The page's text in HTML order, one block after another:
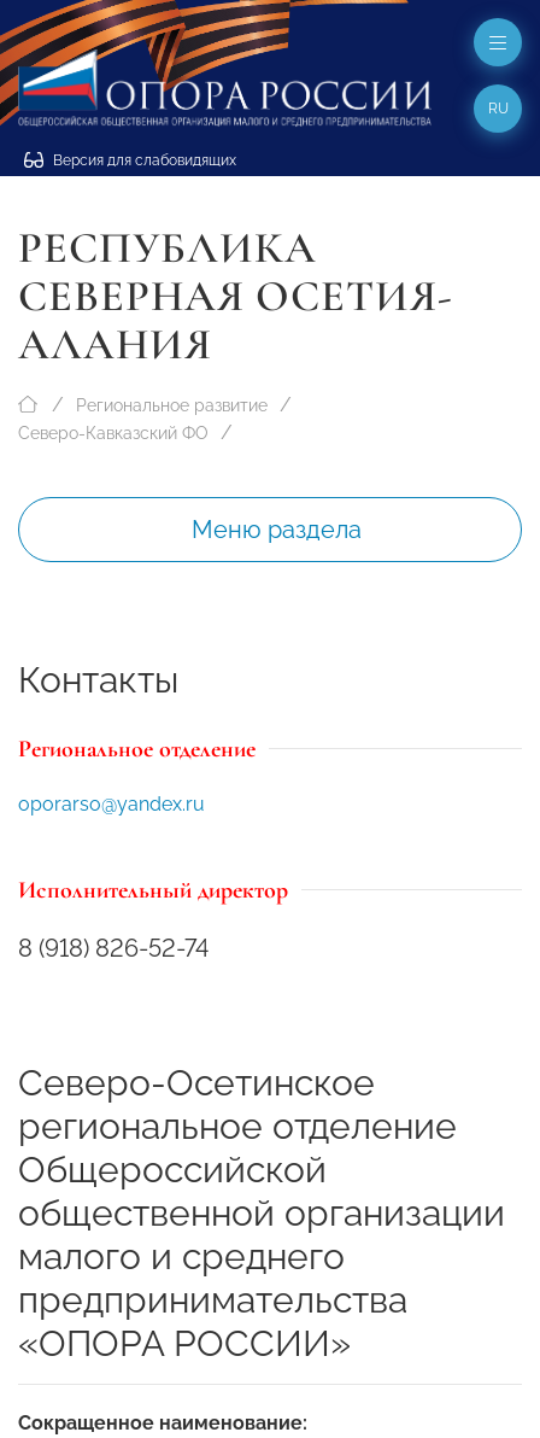
Версия для слабовидящих
RU
РЕСПУБЛИКА
СЕВЕРНАЯ ОСЕТИЯ-
АЛАНИЯ
Региональное развитие
Северо-Кавказский ФО
Меню раздела
Контакты
Региональное отделение
oporarso@yandex.ru
Исполнительный директор
8 (918) 826-52-74
Северо-Осетинское
региональное отделение
Общероссийской
общественной организации
малого и среднего
предпринимательства
«ОПОРА РОССИИ»
Сокращенное наименование: